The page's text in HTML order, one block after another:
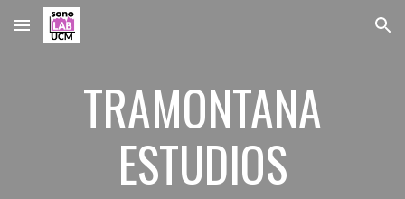
Skip to main content Skip to navigation
TRAMONTANA
ESTUDIOS